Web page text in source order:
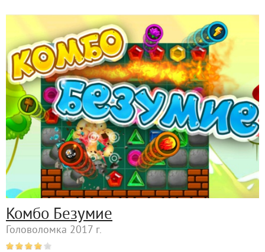
Комбо Безумие
Головоломка 2017 г.